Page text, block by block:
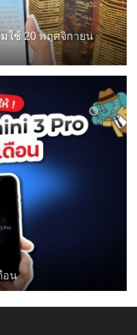
ใช้ 20 พฤศจิกายน
อน